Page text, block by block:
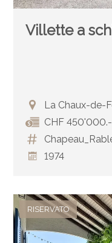
Villette a
La Chaux-de-
CHF 450'000.-
1974
RISERVATO